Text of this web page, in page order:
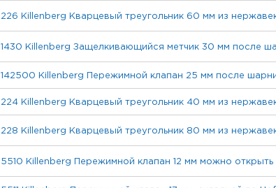
226 Killenberg Кварцевый треугольник 60 мм из
1430 Killenberg Защелкивающийся метчик 30 мм после
142500 Killenberg Пережимной клапан 25 мм после
224 Killenberg Кварцевый треугольник 40 мм из
228 Killenberg Кварцевый треугольник 80 мм из
5510 Killenberg Пережимной клапан 12 мм можно открыть